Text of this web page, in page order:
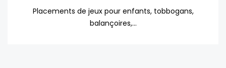
Placements de jeux pour enfants, tobbogans,
balançoires,...